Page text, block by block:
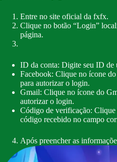
Entre no site oficial da fxfx.
Clique no botão “Login”
página.
ID da conta: Digite seu ID de
Facebook: Clique no ícone
para autorizar o login.
Gmail: Clique no ícone do
autorizar o login.
Código de verificação:
código recebido no campo
Após preencher as